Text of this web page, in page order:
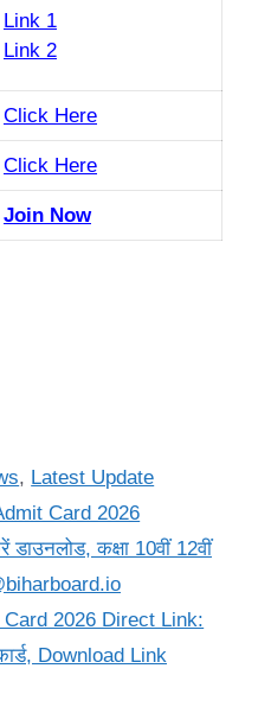
Link 1
Link 2
Click Here
Click Here
Join Now
, Latest Update
Card 2026
कक्षा 10वीं 12वीं
2026 Direct Link:
Download Link